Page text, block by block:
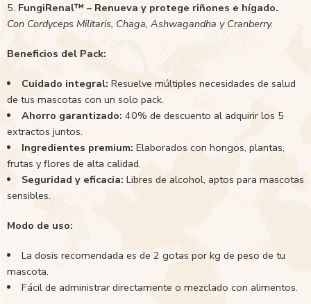
FungiRenal™ – Renueva y protege riñones e hígado.
Con Cordyceps Militaris, Chaga, Ashwagandha y Cranberry.
Beneficios del Pack:
Cuidado integral: Resuelve múltiples necesidades de salud
de tus mascotas con un solo pack.
Ahorro garantizado: 40% de descuento al adquirir los 5
extractos juntos.
Ingredientes premium: Elaborados con hongos, plantas,
frutas y flores de alta calidad.
Seguridad y eficacia: Libres de alcohol, aptos para mascotas
sensibles.
Modo de uso:
La dosis recomendada es de 2 gotas por kg de peso de tu
mascota.
Fácil de administrar directamente o mezclado con alimentos.